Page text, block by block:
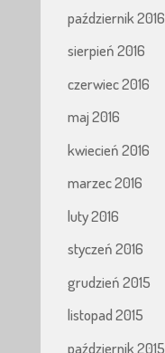
październik 2016
sierpień 2016
czerwiec 2016
maj 2016
kwiecień 2016
marzec 2016
luty 2016
styczeń 2016
grudzień 2015
listopad 2015
październik 2015